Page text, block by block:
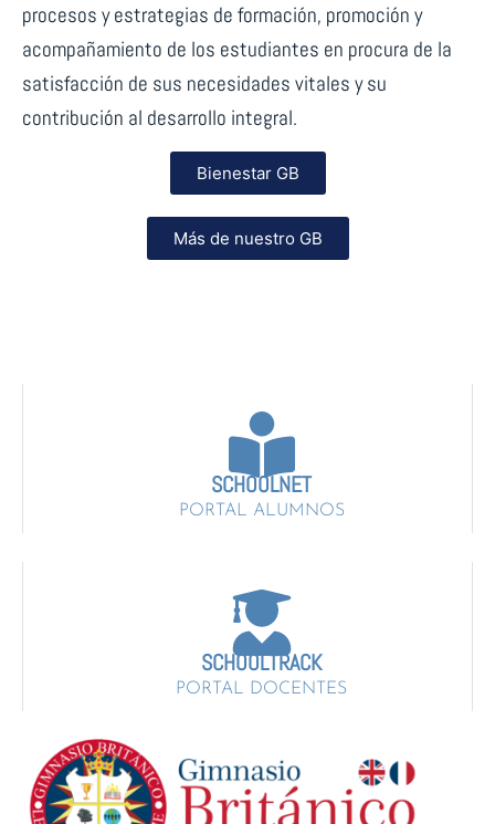
procesos y estrategias de formación, promoción y
acompañamiento de los estudiantes en procura de la
satisfacción de sus necesidades vitales y su
contribución al desarrollo integral.
Bienestar GB
Más de nuestro GB
SCHOOLNET
PORTAL ALUMNOS
SCHOOLTRACK
PORTAL DOCENTES